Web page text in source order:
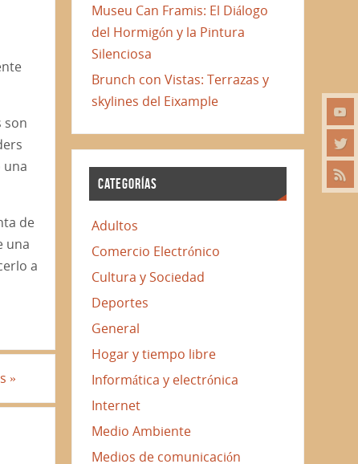
son
una
de
una
a
»
Museu Can Framis: El Diálogo
del Hormigón y la Pintura
Silenciosa
Brunch con Vistas: Terrazas y
skylines del Eixample
CATEGORÍAS
Adultos
Comercio Electrónico
Cultura y Sociedad
Deportes
General
Hogar y tiempo libre
Informática y electrónica
Internet
Medio Ambiente
Medios de comunicación